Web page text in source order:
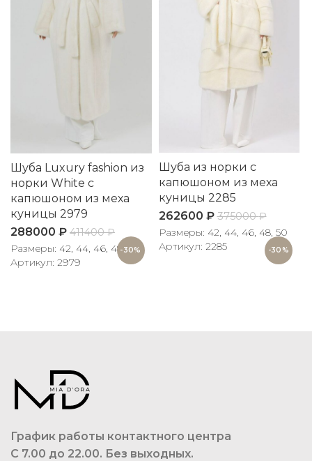
-30%
Шуба Luxury fashion из
норки White с
капюшоном из меха
куницы 2979
288000 ₽ 411400₽
Размеры: 42, 44, 46, 48
Артикул: 2979
-30%
Шуба из норки с
капюшоном из меха
куницы 2285
262600 ₽ 375000₽
Размеры: 42, 44, 46, 48, 50
Артикул: 2285
График работы контактного центра
С 7.00 до 22.00. Без выходных.